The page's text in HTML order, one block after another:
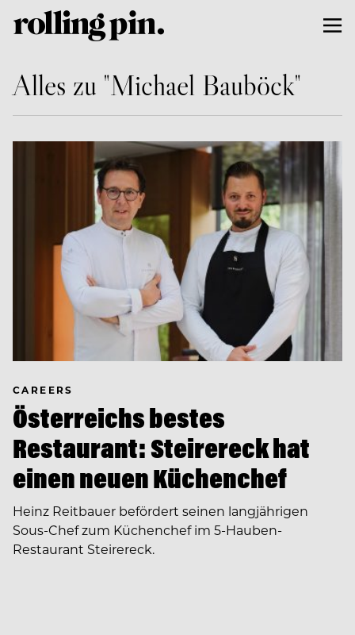
Alles zu "Michael Bauböck"
CAREERS
Österreichs bestes
Restaurant: Steirereck hat
einen neuen Küchenchef
Heinz Reitbauer befördert seinen langjährigen
Sous-Chef zum Küchenchef im 5-Hauben-
Restaurant Steirereck.